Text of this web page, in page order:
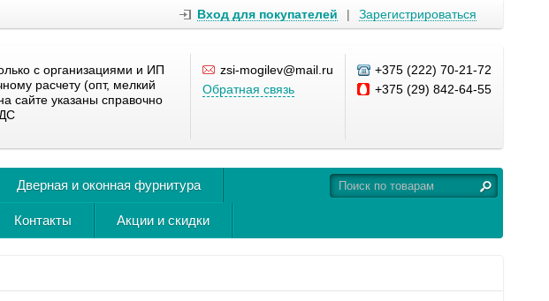
Вход для покупателей | Зарегистрироваться
с организациями и ИП
расчету (опт, мелкий
сайте указаны справочно
zsi-mogilev@mail.ru
Обратная связь
+375 (222) 70-21-72
+375 (29) 842-64-55
Дверная и оконная фурнитура
Контакты Акции и скидки